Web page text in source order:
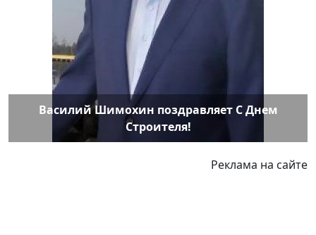
Василий Шимохин поздравляет С Днем
Строителя!
Реклама на сайте